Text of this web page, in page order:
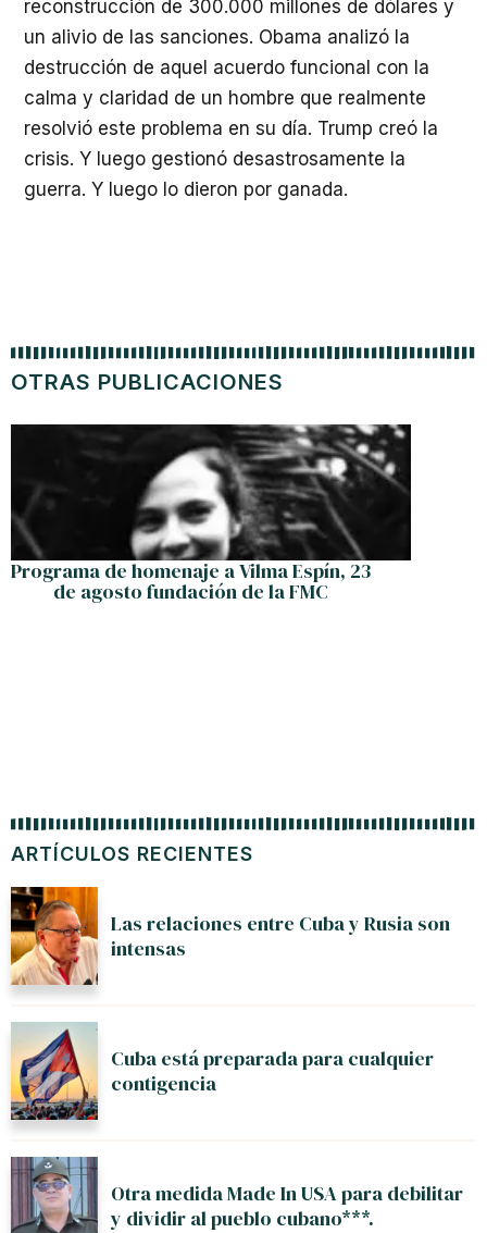
reconstrucción de 300.000 millones de dólares y
un alivio de las sanciones. Obama analizó la
destrucción de aquel acuerdo funcional con la
calma y claridad de un hombre que realmente
resolvió este problema en su día. Trump creó la
crisis. Y luego gestionó desastrosamente la
guerra. Y luego lo dieron por ganada.
ARTÍCULOS RECIENTES
Las relaciones entre Cuba y Rusia son
intensas
Cuba está preparada para cualquier
contigencia
Otra medida Made In USA para debilitar
y dividir al pueblo cubano***.
OTRAS PUBLICACIONES
Programa de homenaje a Vilma Espín, 23
de agosto fundación de la FMC